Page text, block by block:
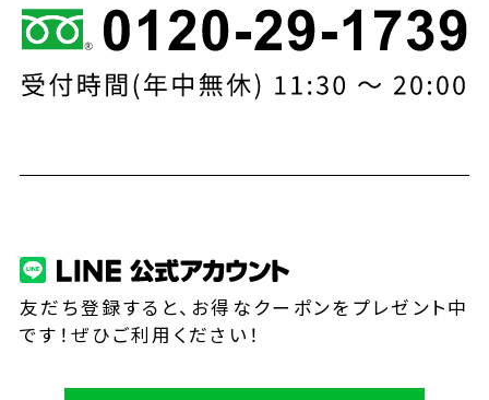
友だち登録すると、お得なクーポンをプレゼント中
です！ぜひご利用ください！